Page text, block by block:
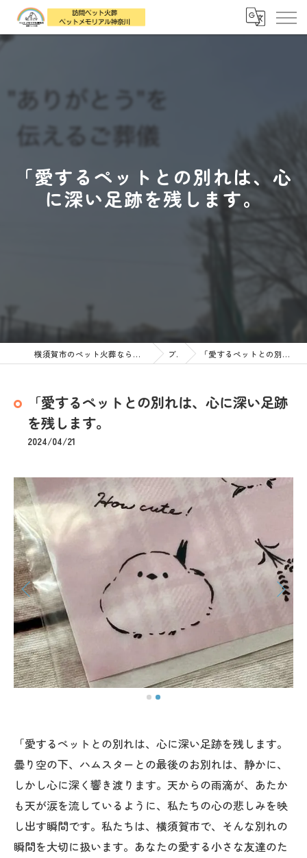
「愛するペットとの別れは、心
に深い足跡を残します。
横須賀市のペット火葬なら訪問ペット火葬 ペットメモリアル神奈川 ブログ 「愛するペットとの別れは、心に深い足跡を残します。
「愛するペットとの別れは、心に深い足跡
を残します。
2024/04/21
「愛するペットとの別れは、心に深い足跡を残します。
曇り空の下、ハムスターとの最後のお別れは、静かに、
しかし心に深く響き渡ります。天からの雨滴が、あたか
も天が涙を流しているように、私たちの心の悲しみを映
し出す瞬間です。私たちは、横須賀市で、そんな別れの
瞬間を大切に扱います。あなたの愛する小さな友達のた